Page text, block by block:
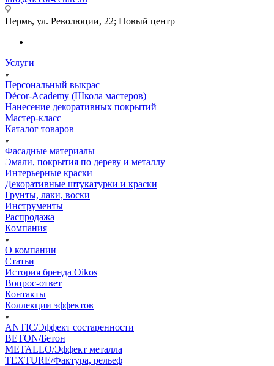
Пермь, ул. Революции, 22; Новый центр
Услуги
Персональный выкрас
Décor-Academy (Школа мастеров)
Нанесение декоративных покрытий
Мастер-класс
Каталог товаров
Фасадные материалы
Эмали, покрытия по дереву и металлу
Интерьерные краски
Декоративные штукатурки и краски
Грунты, лаки, воски
Инструменты
Распродажа
Компания
О компании
Статьи
История бренда Oikos
Вопрос-ответ
Контакты
Коллекции эффектов
ANTIC/Эффект состаренности
BETON/Бетон
METALLO/Эффект металла
TEXTURE/Фактура, рельеф